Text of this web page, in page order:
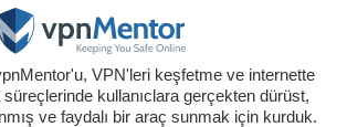
VPN'leri keşfetme ve internette
kullanıclara gerçekten dürüst,
ve faydalı bir araç sunmak için kurduk.